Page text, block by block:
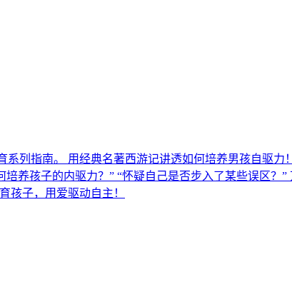
系列指南。 用经典名著西游记讲透如何培养男孩自驱
养孩子的内驱力？” “怀疑自己是否步入了某些误区？
孩子，用爱驱动自主！